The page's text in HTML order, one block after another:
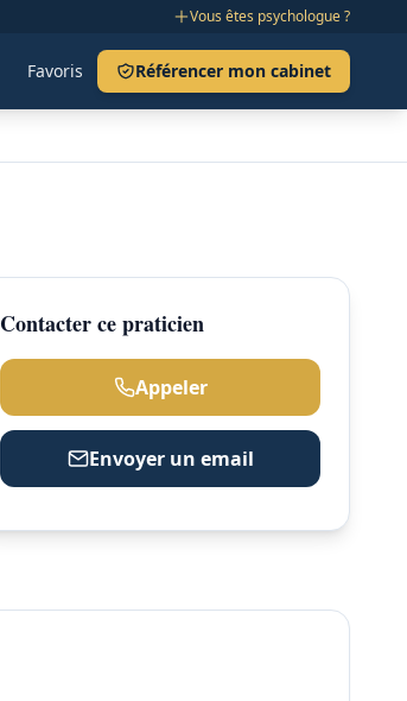
Vous êtes psychologue ?
Favoris Référencer mon cabinet
Contacter ce praticien
Appeler
Envoyer un email